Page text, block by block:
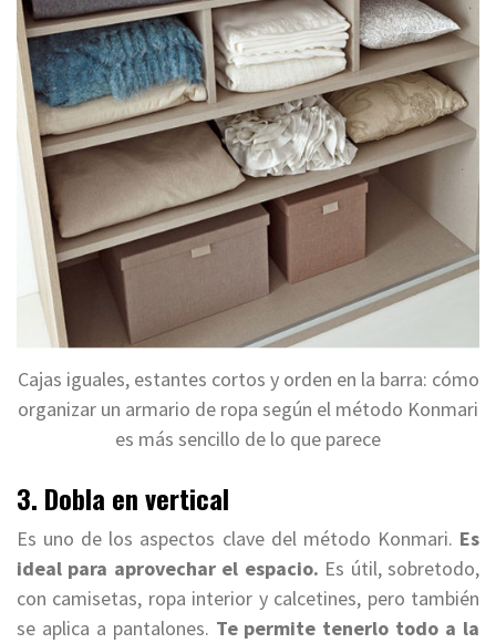
Cajas iguales, estantes cortos y orden en la barra: cómo
organizar un armario de ropa según el método Konmari
es más sencillo de lo que parece
3. Dobla en vertical
Es uno de los aspectos clave del método Konmari. Es
ideal para aprovechar el espacio. Es útil, sobretodo,
con camisetas, ropa interior y calcetines, pero también
se aplica a pantalones. Te permite tenerlo todo a la